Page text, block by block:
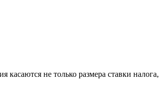
не только размера ставки налога,